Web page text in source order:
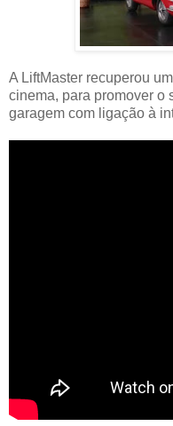
A LiftMaster recuperou
cinema, para promover o
garagem com ligação à